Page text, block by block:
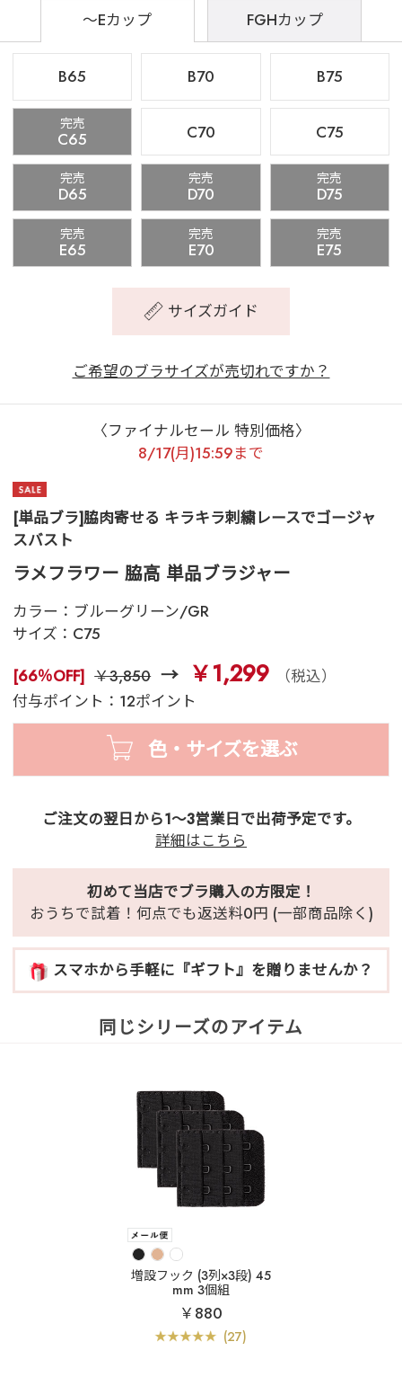
～Eカップ
FGHカップ
B65 B70 B75
完売
C65 C70 C75
完売
D65
完売
D70
完売
D75
完売
E65
完売
E70
完売
E75
サイズガイド
ご希望のブラサイズが売切れですか？
〈ファイナルセール 特別価格〉
8/17(月)15:59まで
[単品ブラ]脇肉寄せる キラキラ刺繍レースでゴージャ
スバスト
ラメフラワー 脇高 単品ブラジャー
カラー： ブルーグリーン/GR
サイズ： C75
[66％OFF] ￥3,850 ￥1,299
（税込）
付与ポイント：12ポイント
色・サイズを選ぶ
ご注文の翌日から1～3営業日で出荷予定です。
詳細はこちら
初めて当店でブラ購入の方限定！
おうちで試着！何点でも返送料0円 (一部商品除く)
スマホから手軽に『ギフト』を贈りませんか？
同じシリーズのアイテム
増設フック (3列×3段) 45
mm 3個組
￥880
(27)